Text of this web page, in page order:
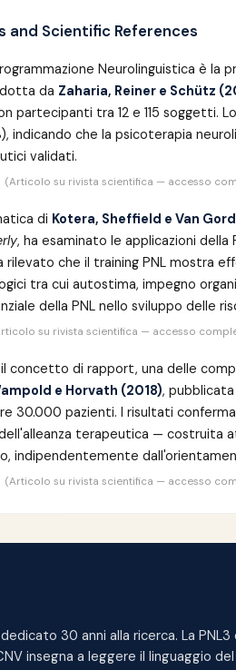
and Scientific References
Neurolinguistica è la
da Zaharia, Reiner e Schütz
partecipanti tra 12 e 115 soggetti.
indicando che la psicoterapia
validati.
(Articolo su rivista scientifica — accesso
di Kotera, Sheffield e Van
, ha esaminato le applicazioni
rilevato che il training PNL mostra
tra cui autostima, impegno
della PNL nello sviluppo delle
su rivista scientifica — accesso
concetto di rapport, una delle
e Horvath (2018), pubblicata
30.000 pazienti. I risultati
terapeutica — costruita
indipendentemente
(Articolo su rivista scientifica — accesso
30 anni alla ricerca. La
insegna a leggere il linguaggio